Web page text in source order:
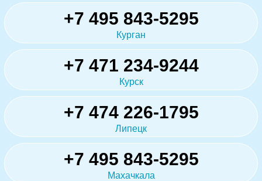
+7 495 843-5295
Курган
+7 471 234-9244
Курск
+7 474 226-1795
Липецк
+7 495 843-5295
Махачкала